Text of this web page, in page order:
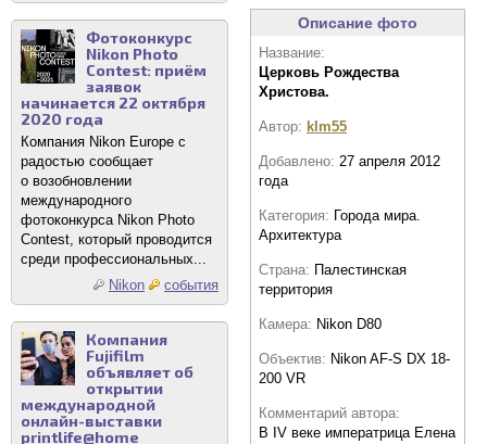
Фотоконкурс
Nikon Photo
Contest: приём
заявок
начинается 22 октября
2020 года
Компания Nikon Europe с
радостью сообщает
о возобновлении
международного
фотоконкурса Nikon Photo
Contest, который проводится
среди профессиональных...
Nikon
события
Компания
Fujifilm
объявляет об
открытии
международной
онлайн-выставки
printlife@home
Описание фото
Название:
Церковь Рождества
Христова.
Автор: klm55
Добавлено: 27 апреля 2012
года
Категория: Города мира.
Архитектура
Страна: Палестинская
территория
Камера: Nikon D80
Объектив: Nikon AF-S DX 18-
200 VR
Комментарий автора:
В IV веке императрица Елена